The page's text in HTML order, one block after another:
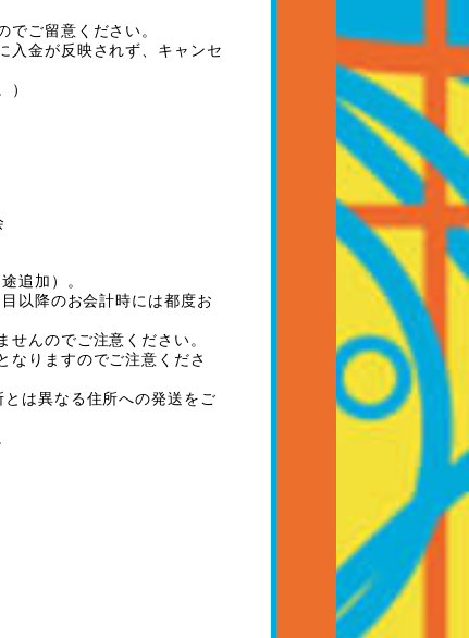
ご留意ください。
入金が反映されず、キャンセ
）
追加）。
以降のお会計時には都度お
んのでご注意ください。
りますのでご注意くださ
は異なる住所への発送をご